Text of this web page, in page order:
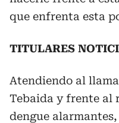
que enfrenta esta
TITULARES
Atendiendo al
Tebaida y frente al
dengue